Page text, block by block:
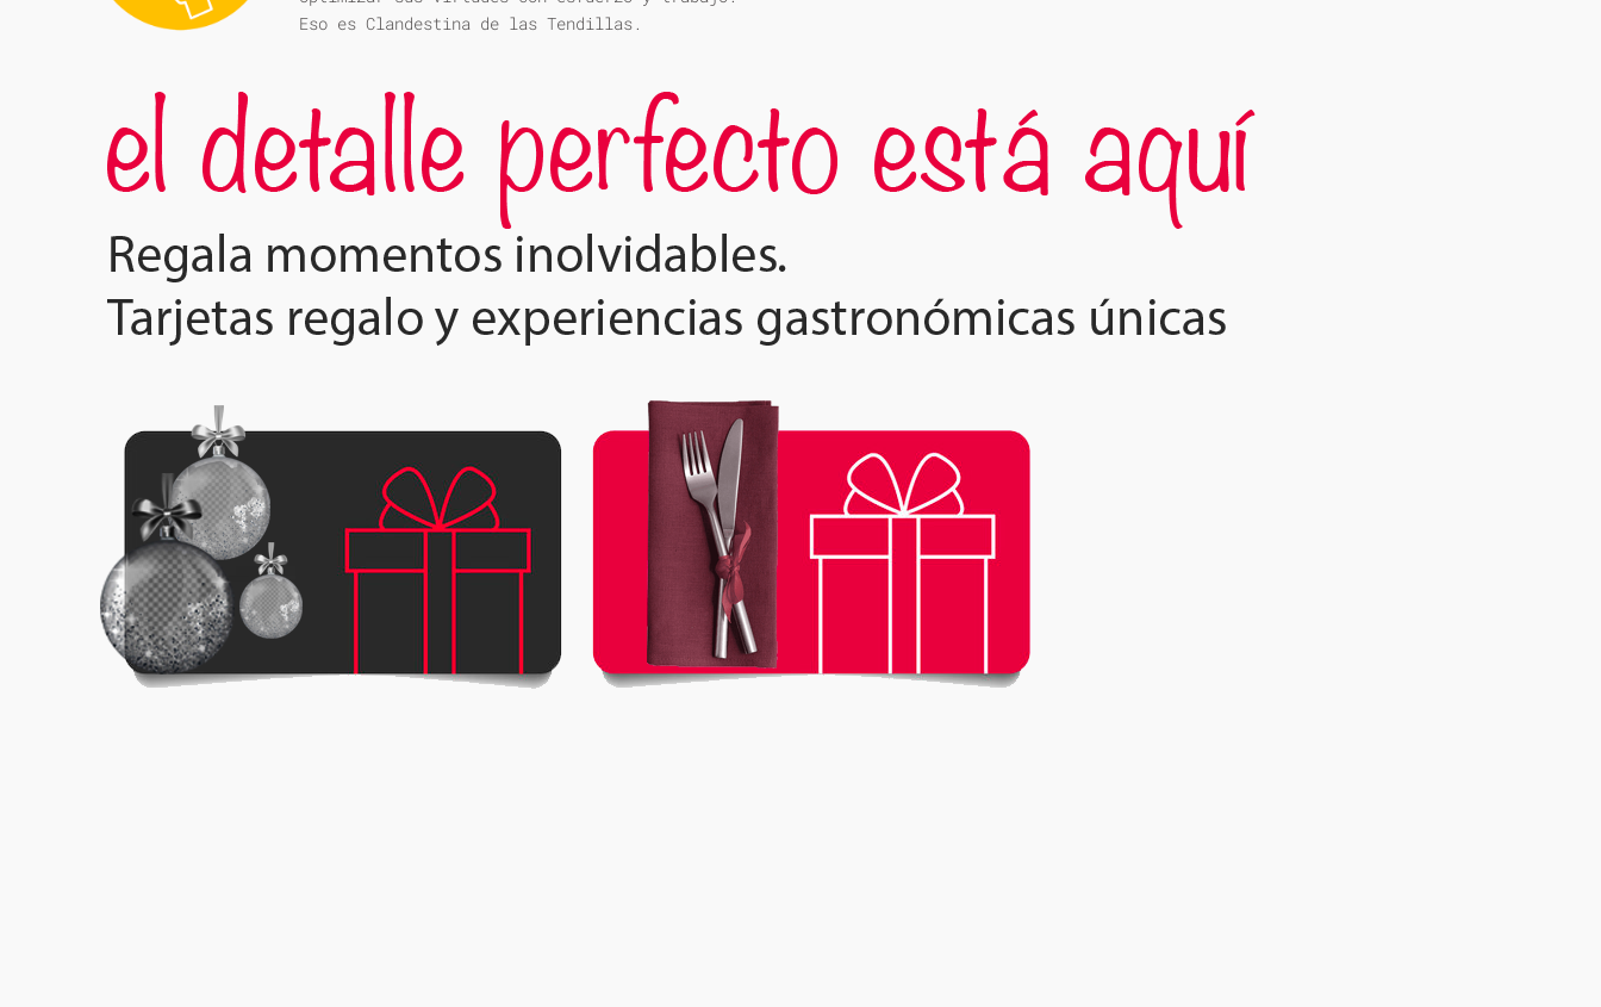
Eso es Clandestina de las Tendillas.